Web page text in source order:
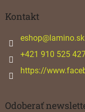
Kontakt
eshop@lamino.sk
+421 910 525
https://
Odoberať